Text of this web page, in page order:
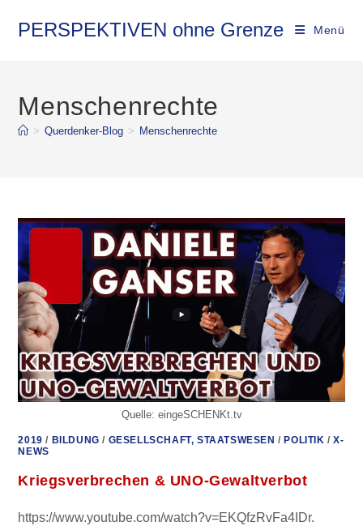
InhaltPERSPEKTIVEN ohne Grenze Menü
Menschenrechte
> Querdenker-Blog > Menschenrechte
Quelle: eingeSCHENKt.tv
2019 / BILDUNG / GESELLSCHAFT, STAATSWESEN / POLITIK /X-
NEWS
Kriegsverbrechen & UNO-Gewaltverbot
https://www.youtube.com/watch?v=EKQfzRvFa4IDr.